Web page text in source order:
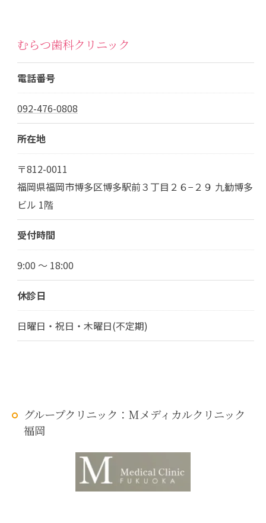
むらつ歯科クリニック
電話番号
092-476-0808
所在地
〒812-0011
福岡県福岡市博多区博多駅前３丁目２６−２９ 九勧博多
ビル 1階
受付時間
9:00 ～ 18:00
休診日
日曜日・祝日・木曜日(不定期)
グループクリニック：Mメディカルクリニック
福岡